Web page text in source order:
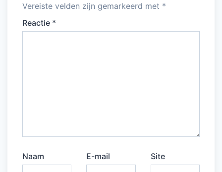
Vereiste velden zijn gemarkeerd met *
Reactie *
Naam E-mail Site